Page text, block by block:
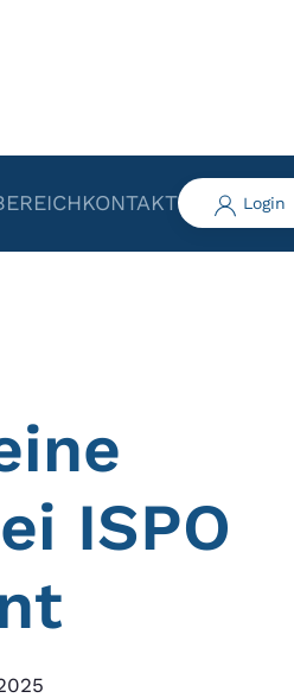
KONTAKT Login
ISPO